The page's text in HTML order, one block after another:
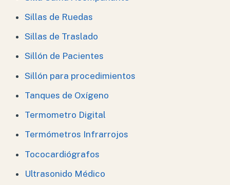
Sillas de Ruedas
Sillas de Traslado
Sillón de Pacientes
Sillón para procedimientos
Tanques de Oxígeno
Termometro Digital
Termómetros Infrarrojos
Tococardiógrafos
Ultrasonido Médico